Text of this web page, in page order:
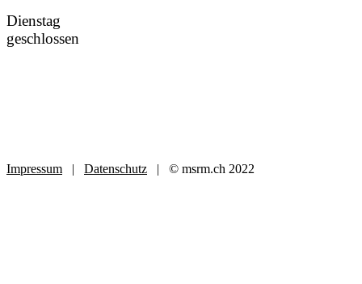
Dienstag
geschlossen
Impressum | Datenschutz | © msrm.ch 2022